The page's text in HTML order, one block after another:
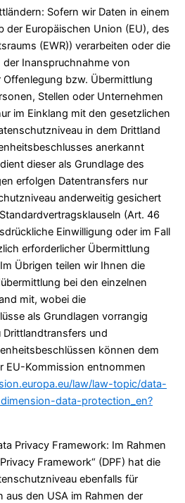
Sofern wir Daten in einem
der Europäischen Union (EU), des
(EWR)) verarbeiten oder die
der Inanspruchnahme von
Offenlegung bzw. Übermittlung
Stellen oder Unternehmen
im Einklang mit den gesetzlichen
in dem Drittland
anerkannt
dieser als Grundlage des
erfolgen Datentransfers nur
anderweitig gesichert
(Art. 46
Einwilligung oder im Fall
erforderlicher Übermittlung
Übrigen teilen wir Ihnen die
bei den einzelnen
mit, wobei die
als Grundlagen vorrangig
und
können dem
EU-Kommission entnommen
law/law-topic/data-
data-protection_en?
Privacy Framework: Im Rahmen
Framework“ (DPF) hat die
ebenfalls für
den USA im Rahmen der